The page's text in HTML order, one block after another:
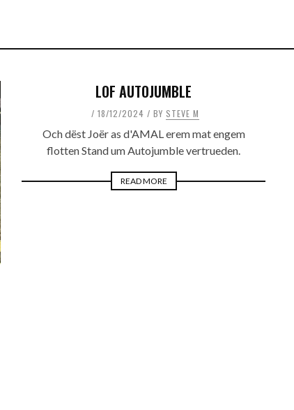
LOF AUTOJUMBLE
18/12/2024 BY STEVE M
Och dëst Joër as d'AMAL erem mat engem
flotten Stand um Autojumble vertrueden.
READ MORE